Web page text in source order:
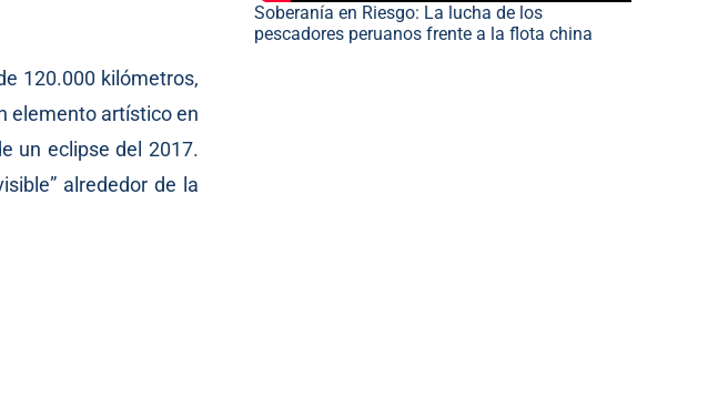
120.000 kilómetros,
elemento artístico en
un eclipse del 2017.
alrededor de la
Soberanía en Riesgo: La lucha de los
pescadores peruanos frente a la flota china